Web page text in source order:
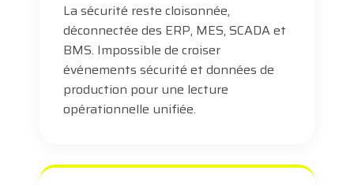
La sécurité reste cloisonnée,
déconnectée des ERP, MES, SCADA et
BMS. Impossible de croiser
événements sécurité et données de
production pour une lecture
opérationnelle unifiée.